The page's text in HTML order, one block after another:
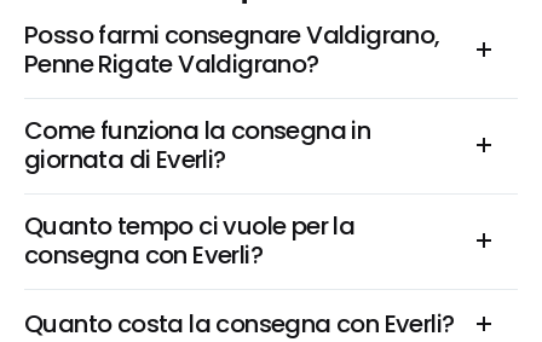
Posso farmi consegnare Valdigrano,
Penne Rigate Valdigrano?
Come funziona la consegna in
giornata di Everli?
Quanto tempo ci vuole per la
consegna con Everli?
Quanto costa la consegna con Everli?